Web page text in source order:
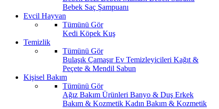
Bebek Saç Şampuanı
Evcil Hayvan
Tümünü Gör
Kedi Köpek Kuş
Temizlik
Tümünü Gör
Bulaşık ÇamaşırEv Temizleyicileri Kağıt &
Peçete & Mendil Sabun
Kişisel Bakım
Tümünü Gör
Ağız Bakım Ürünleri Banyo & Duş Erkek
Bakım & Kozmetik Kadın Bakım & Kozmetik